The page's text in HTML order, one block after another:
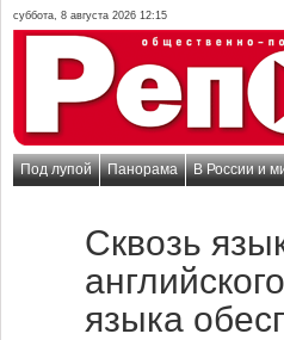
суббота, 8 августа 2026 12:15
Под лупой Панорама В России и
Сквозь
языка